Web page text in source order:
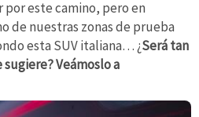
este camino, pero en
de nuestras zonas de prueba
esta SUV italiana… ¿Será tan
Veámoslo a